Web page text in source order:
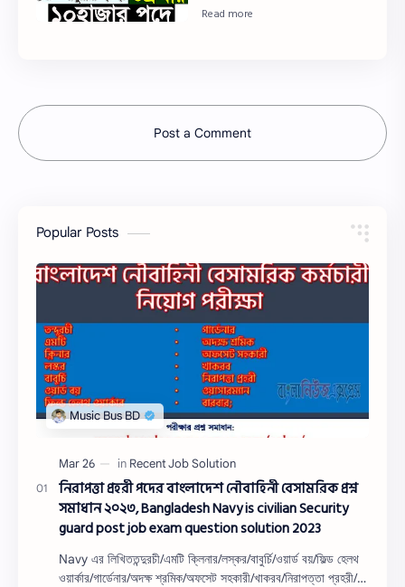
Post a Comment
Popular Posts
নিরাপত্তা প্রহরী পদের বাংলাদেশ নৌবাহিনী বেসামরিক প্রশ্ন
সমাধান ২০২৩, Bangladesh Navy is civilian Security
guard post job exam question solution 2023
Navy এর লিখিততন্দুরচী/এমটি ক্লিনার/লস্কর/বাবুর্চি/ওয়ার্ড বয়/ফিল্ড হেলথ
ওয়ার্কার/গার্ডেনার/অদক্ষ শ্রমিক/অফসেট সহকারী/খাকরব/নিরাপত্তা প্রহরী/